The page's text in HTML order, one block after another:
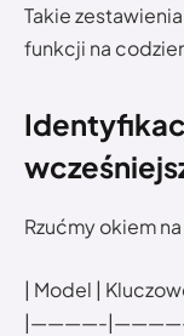
Takie
funkcji na
Rzućmy okiem
| Model |
|————-